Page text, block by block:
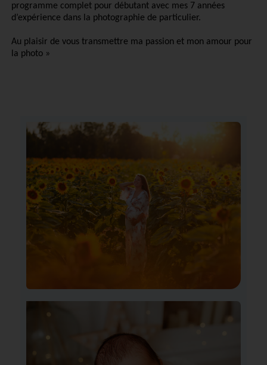
programme complet pour débutant avec mes 7 années
d’expérience dans la photographie de particulier.
Au plaisir de vous transmettre ma passion et mon amour pour
la photo »